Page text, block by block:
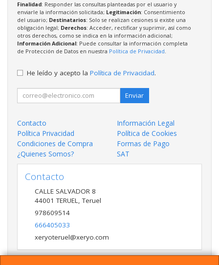
Finalidad: Responder las consultas planteadas por el usuario y
enviarle la información solicitada; Legitimación: Consentimiento
del usuario; Destinatarios: Solo se realizan cesiones si existe una
obligación legal; Derechos: Acceder, rectificar y suprimir, así como
otros derechos, como se indica en la información adicional;
Información Adicional: Puede consultar la información completa
de Protección de Datos en nuestra Política de Privacidad.
He leído y acepto la Política de Privacidad.
Enviar
Contacto
Información Legal
Política Privacidad
Política de Cookies
Condiciones de Compra
Formas de Pago
¿Quienes Somos?
SAT
Contacto
CALLE SALVADOR 8
44001 TERUEL,Teruel
978609514
666405033
xeryoteruel@xeryo.com